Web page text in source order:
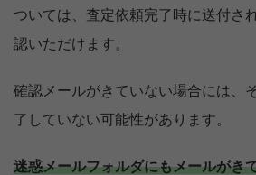
ついては、査定依頼完了時に送付さ
認いただけます。
確認メールがきていない場合には、
了していない可能性があります。
迷惑メールフォルダにもメールがき